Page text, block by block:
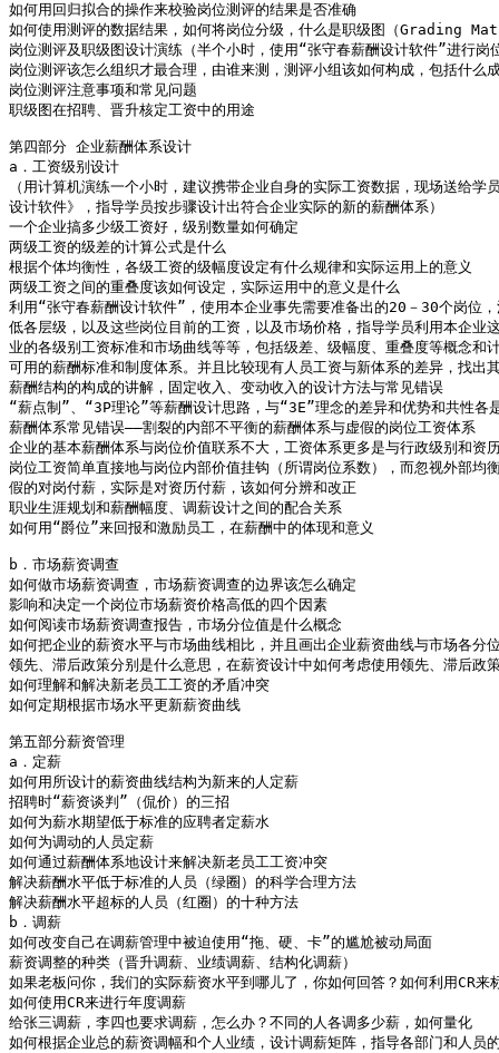
如何用回归拟合的操作来校验岗位测评的结果是否准确
如何使用测评的数据结果，如何将岗位分级，什么是职级图（Grading
岗位测评及职级图设计演练（半个小时，使用“张守春薪酬设计软件”进行岗
岗位测评该怎么组织才最合理，由谁来测，测评小组该如何构成，包括什么
岗位测评注意事项和常见问题
职级图在招聘、晋升核定工资中的用途
第四部分 企业薪酬体系设计
a．工资级别设计
（用计算机演练一个小时，建议携带企业自身的实际工资数据，现场送给学
设计软件》，指导学员按步骤设计出符合企业实际的新的薪酬体系）
一个企业搞多少级工资好，级别数量如何确定
两级工资的级差的计算公式是什么
根据个体均衡性，各级工资的级幅度设定有什么规律和实际运用上的意义
两级工资之间的重叠度该如何设定，实际运用中的意义是什么
利用“张守春薪酬设计软件”，使用本企业事先需要准备出的20－30个岗位
低各层级，以及这些岗位目前的工资，以及市场价格，指导学员利用本企业
业的各级别工资标准和市场曲线等等，包括级差、级幅度、重叠度等概念和
可用的薪酬标准和制度体系。并且比较现有人员工资与新体系的差异，找出
薪酬结构的构成的讲解，固定收入、变动收入的设计方法与常见错误
“薪点制”、“3P理论”等薪酬设计思路，与“3E”理念的差异和优势和共性各
薪酬体系常见错误――割裂的内部不平衡的薪酬体系与虚假的岗位工资体系
企业的基本薪酬体系与岗位价值联系不大，工资体系更多是与行政级别和资
岗位工资简单直接地与岗位内部价值挂钩（所谓岗位系数），而忽视外部均
假的对岗付薪，实际是对资历付薪，该如何分辨和改正
职业生涯规划和薪酬幅度、调薪设计之间的配合关系
如何用“爵位”来回报和激励员工，在薪酬中的体现和意义
b．市场薪资调查
如何做市场薪资调查，市场薪资调查的边界该怎么确定
影响和决定一个岗位市场薪资价格高低的四个因素
如何阅读市场薪资调查报告，市场分位值是什么概念
如何把企业的薪资水平与市场曲线相比，并且画出企业薪资曲线与市场各分
领先、滞后政策分别是什么意思，在薪资设计中如何考虑使用领先、滞后政
如何理解和解决新老员工工资的矛盾冲突
如何定期根据市场水平更新薪资曲线
第五部分薪资管理
a．定薪
如何用所设计的薪资曲线结构为新来的人定薪
招聘时“薪资谈判”（侃价）的三招
如何为薪水期望低于标准的应聘者定薪水
如何为调动的人员定薪
如何通过薪酬体系地设计来解决新老员工工资冲突
解决薪酬水平低于标准的人员（绿圈）的科学合理方法
解决薪酬水平超标的人员（红圈）的十种方法
b．调薪
如何改变自己在调薪管理中被迫使用“拖、硬、卡”的尴尬被动局面
薪资调整的种类（晋升调薪、业绩调薪、结构化调薪）
如果老板问你，我们的实际薪资水平到哪儿了，你如何回答？如何利用CR来
如何使用CR来进行年度调薪
给张三调薪，李四也要求调薪，怎么办？不同的人各调多少薪，如何量化
如何根据企业总的薪资调幅和个人业绩，设计调薪矩阵，指导各部门和人员